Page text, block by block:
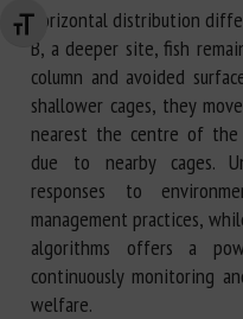
Changer la taille de la police
horizontal distribution
B, a deeper site, fish
column and avoided
shallower cages, they
nearest the centre of the
due to nearby cages.
responses to
management practices,
algorithms offers a
continuously monitoring
welfare.